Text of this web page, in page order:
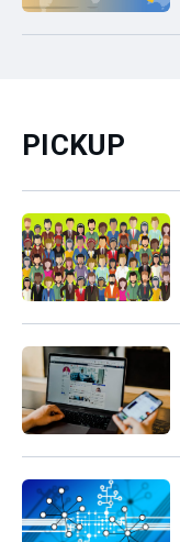
PICKUP